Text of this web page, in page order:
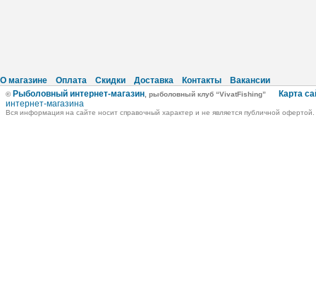
О магазине Оплата Скидки Доставка Контакты Вакансии
© Рыболовный интернет-магазин , рыболовный клуб “VivatFishing”
Карта
интернет-магазина
Вся информация на сайте носит справочный характер и не является публичной офертой.